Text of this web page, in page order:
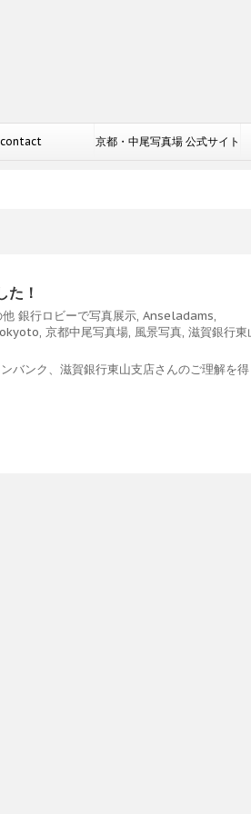
contact 京都・中尾写真場 公式サイト
た！
他 銀行ロビーで写真展示, Anseladams,
, 京都中尾写真場, 風景写真, 滋賀銀行東
バンク、滋賀銀行東山支店さんのご理解を得